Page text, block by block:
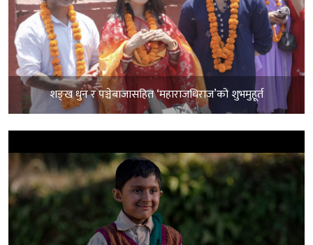
शङ्ख धुन र पञ्चेबाजासहित ‘महाराजधिराज’को शुभमुहूर्त